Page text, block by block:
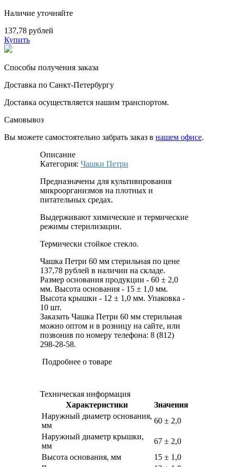
Наличие уточняйте
137,78 рублей
Купить
Способы получения заказа
Доставка по Санкт-Петербургу
Доставка осуществляется нашим транспортом.
Самовывоз
Вы можете самостоятельно забрать заказ в нашем офисе.
Описание
Категория: Чашки Петри
Предназначены для культивирования
микроорганизмов на плотных и
питательных средах.
Выдерживают химические и термические
режимы стерилизации.
Термически стойкое стекло.
Чашка Петри 60 мм стерильная по цене
137,78 рублей в наличии на складе.
Размер основания продукции - 60 ± 2,0
мм. Высота основания - 15 ± 1,0 мм.
Высота крышки - 12 ± 1,0 мм. Упаковка -
10 шт.
Заказать Чашка Петри 60 мм стерильная
можно оптом и в розницу на сайте, или
позвонив по номеру телефона: 8 (812)
298-28-58.
Подробнее о товаре
Техническая информация
Характеристики
Значения
Наружный диаметр основания,
мм
60 ± 2,0
Наружный диаметр крышки,
мм
67 ± 2,0
Высота основания, мм
15 ± 1,0